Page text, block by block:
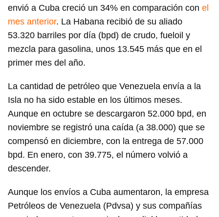
envió a Cuba creció un 34% en comparación con el
mes anterior. La Habana recibió de su aliado
53.320 barriles por día (bpd) de crudo, fueloil y
mezcla para gasolina, unos 13.545 más que en el
primer mes del año.
La cantidad de petróleo que Venezuela envía a la
Isla no ha sido estable en los últimos meses.
Aunque en octubre se descargaron 52.000 bpd, en
noviembre se registró una caída (a 38.000) que se
compensó en diciembre, con la entrega de 57.000
bpd. En enero, con 39.775, el número volvió a
descender.
Aunque los envíos a Cuba aumentaron, la empresa
Petróleos de Venezuela (Pdvsa) y sus compañías